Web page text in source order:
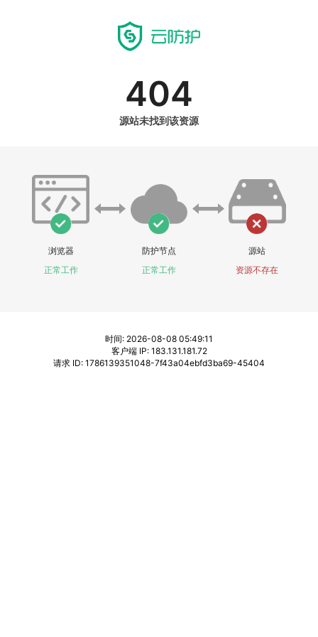
404
源站未找到该资源
浏览器
正常工作
防护节点
正常工作
源站
资源不存在
时间: 2026-08-08 05:49:11
客户端 IP: 183.131.181.72
请求 ID: 1786139351048-7f43a04ebfd3ba69-45404